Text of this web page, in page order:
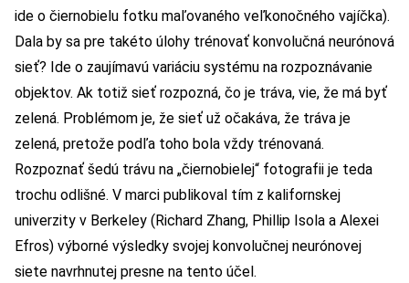
ide o čiernobielu fotku maľovaného veľkonočného vajíčka).
Dala by sa pre takéto úlohy trénovať konvolučná neurónová
sieť? Ide o zaujímavú variáciu systému na rozpoznávanie
objektov. Ak totiž sieť rozpozná, čo je tráva, vie, že má byť
zelená. Problémom je, že sieť už očakáva, že tráva je
zelená, pretože podľa toho bola vždy trénovaná.
Rozpoznať šedú trávu na „čiernobielej“ fotografii je teda
trochu odlišné. V marci publikoval tím z kalifornskej
univerzity v Berkeley (Richard Zhang, Phillip Isola a Alexei
Efros) výborné výsledky svojej konvolučnej neurónovej
siete navrhnutej presne na tento účel.